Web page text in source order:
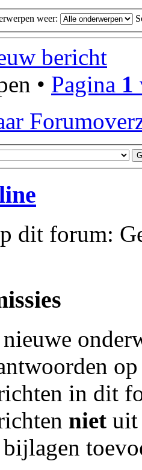
weer:
bericht
• Pagina 1
dit forum:
nieuwe
in dit
niet uit
bijlagen